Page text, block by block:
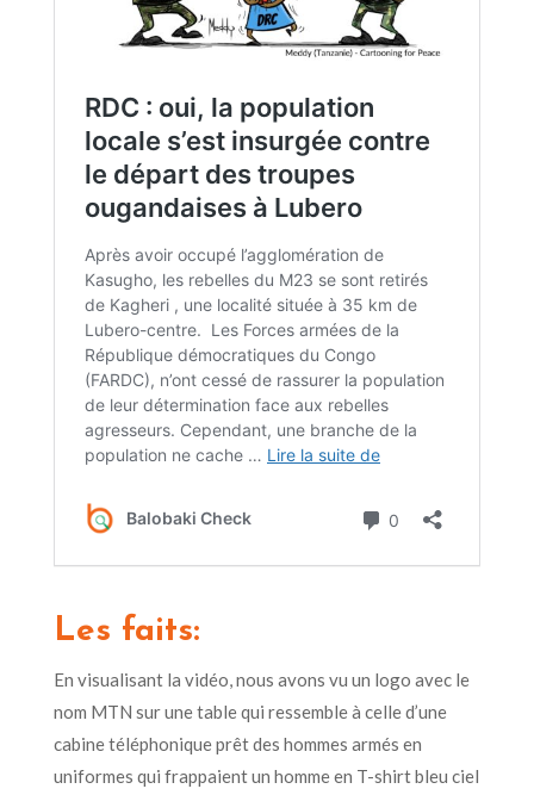
Les faits:
En visualisant la vidéo, nous avons vu un logo avec le
nom MTN sur une table qui ressemble à celle d’une
cabine téléphonique prêt des hommes armés en
uniformes qui frappaient un homme en T-shirt bleu ciel